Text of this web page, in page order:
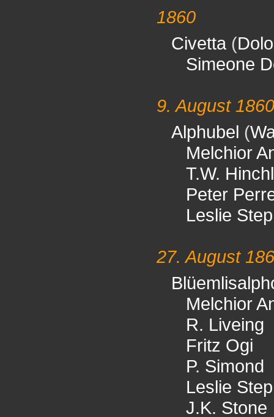
1860
Civetta (
Simeone
9. August 1860
Alphubel (
Melchior
T.W.
Peter
Leslie
27. August
Melchior
R. Liveing
Fritz Ogi
P. Simond
Leslie
J.K. Stone